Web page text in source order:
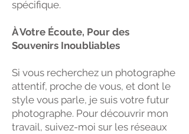
spécifique.
À Votre Écoute, Pour des
Souvenirs Inoubliables
Si vous recherchez un photographe
attentif, proche de vous, et dont le
style vous parle, je suis votre futur
photographe. Pour découvrir mon
travail, suivez-moi sur les réseaux